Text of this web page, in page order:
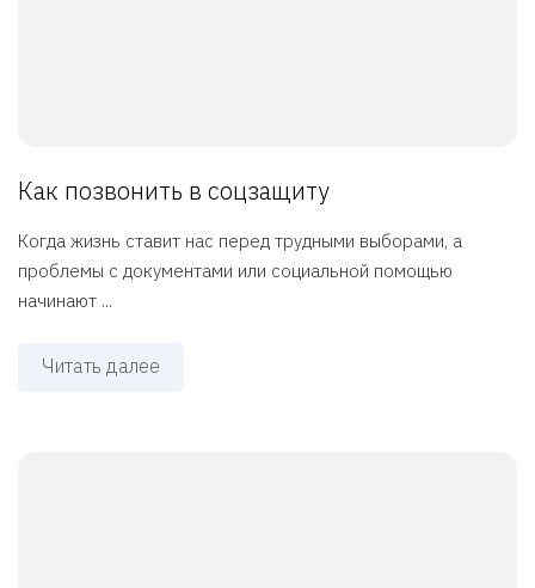
Как позвонить в соцзащиту
Когда жизнь ставит нас перед трудными выборами, а
проблемы с документами или социальной помощью
начинают ...
Читать далее